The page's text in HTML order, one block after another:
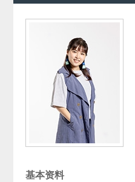
基本资料